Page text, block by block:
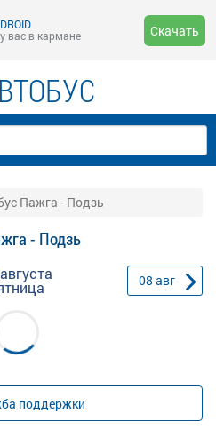
вас в кармане
Скачать
Пажга - Подзь
- Подзь
08 авг
поддержки